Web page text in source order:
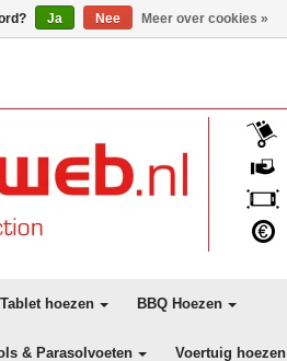
Tablet hoezen BBQ Hoezen
& Parasolvoeten Voertuig hoezen
Ja Nee Meer over cookies »